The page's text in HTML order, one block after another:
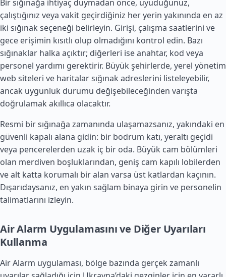
Bir sığınağa ihtiyaç duymadan önce, uyuduğunuz,
çalıştığınız veya vakit geçirdiğiniz her yerin yakınında en az
iki sığınak seçeneği belirleyin. Girişi, çalışma saatlerini ve
gece erişimin kısıtlı olup olmadığını kontrol edin. Bazı
sığınaklar halka açıktır; diğerleri ise anahtar, kod veya
personel yardımı gerektirir. Büyük şehirlerde, yerel yönetim
web siteleri ve haritalar sığınak adreslerini listeleyebilir,
ancak uygunluk durumu değişebileceğinden varışta
doğrulamak akıllıca olacaktır.
Resmi bir sığınağa zamanında ulaşamazsanız, yakındaki en
güvenli kapalı alana gidin: bir bodrum katı, yeraltı geçidi
veya pencerelerden uzak iç bir oda. Büyük cam bölümleri
olan merdiven boşluklarından, geniş cam kapılı lobilerden
ve alt katta korumalı bir alan varsa üst katlardan kaçının.
Dışarıdaysanız, en yakın sağlam binaya girin ve personelin
talimatlarını izleyin.
Air Alarm Uygulamasını ve Diğer Uyarıları
Kullanma
Air Alarm uygulaması, bölge bazında gerçek zamanlı